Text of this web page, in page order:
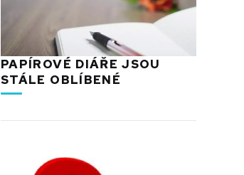
PAPÍROVÉ DIÁŘE JSOU
STÁLE OBLÍBENÉ